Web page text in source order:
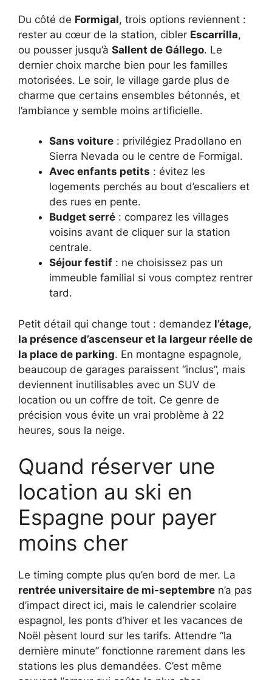
Du côté de Formigal, trois options reviennent :
rester au cœur de la station, cibler Escarrilla,
ou pousser jusqu’à Sallent de Gállego. Le
dernier choix marche bien pour les familles
motorisées. Le soir, le village garde plus de
charme que certains ensembles bétonnés, et
l’ambiance y semble moins artificielle.
Sans voiture : privilégiez Pradollano en
Sierra Nevada ou le centre de Formigal.
Avec enfants petits : évitez les
logements perchés au bout d’escaliers et
des rues en pente.
Budget serré : comparez les villages
voisins avant de cliquer sur la station
centrale.
Séjour festif : ne choisissez pas un
immeuble familial si vous comptez rentrer
tard.
Petit détail qui change tout : demandez l’étage,
la présence d’ascenseur et la largeur réelle de
la place de parking. En montagne espagnole,
beaucoup de garages paraissent “inclus”, mais
deviennent inutilisables avec un SUV de
location ou un coffre de toit. Ce genre de
précision vous évite un vrai problème à 22
heures, sous la neige.
Quand réserver une
location au ski en
Espagne pour payer
moins cher
Le timing compte plus qu’en bord de mer. La
rentrée universitaire de mi-septembre n’a pas
d’impact direct ici, mais le calendrier scolaire
espagnol, les ponts d’hiver et les vacances de
Noël pèsent lourd sur les tarifs. Attendre “la
dernière minute” fonctionne rarement dans les
stations les plus demandées. C’est même